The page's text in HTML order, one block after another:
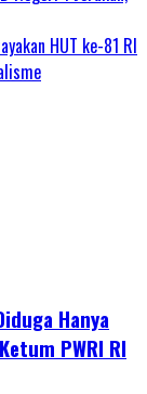
HUT ke-81 RI
Hanya
PWRI RI